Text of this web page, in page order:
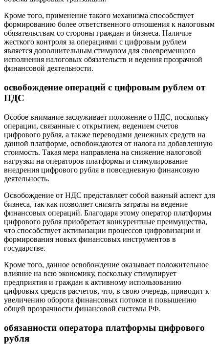
Кроме того, применение такого механизма способствует
формированию более ответственного отношения к налоговым
обязательствам со стороны граждан и бизнеса. Наличие
жесткого контроля за операциями с цифровым рублем
является дополнительным стимулом для своевременного
исполнения налоговых обязательств и ведения прозрачной
финансовой деятельности.
освобождение операций с цифровым рублем от
НДС
Особое внимание заслуживает положение о НДС, поскольку
операции, связанные с открытием, ведением счетов
цифрового рубля, а также переводами денежных средств на
данной платформе, освобождаются от налога на добавленную
стоимость. Такая мера направлена на снижение налоговой
нагрузки на операторов платформы и стимулирование
внедрения цифрового рубля в повседневную финансовую
деятельность.
Освобождение от НДС представляет собой важный аспект для
бизнеса, так как позволяет снизить затраты на ведение
финансовых операций. Благодаря этому оператор платформы
цифрового рубля приобретает конкурентные преимущества,
что способствует активизации процессов цифровизации и
формирования новых финансовых инструментов в
государстве.
Кроме того, данное освобождение оказывает положительное
влияние на всю экономику, поскольку стимулирует
предприятия и граждан к активному использованию
цифровых средств расчетов, что, в свою очередь, приводит к
увеличению оборота финансовых потоков и повышению
общей прозрачности финансовой системы РФ.
обязанности оператора платформы цифрового
рубля